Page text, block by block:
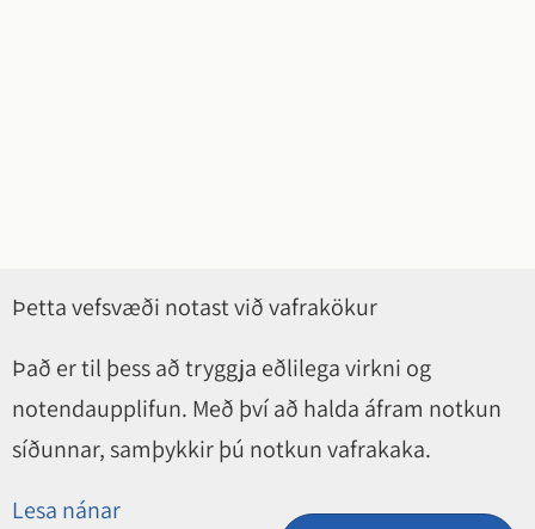
Þetta vefsvæði notast við vafrakökur
Það er til þess að tryggja eðlilega virkni og
notendaupplifun. Með því að halda áfram notkun
síðunnar, samþykkir þú notkun vafrakaka.
Lesa nánar